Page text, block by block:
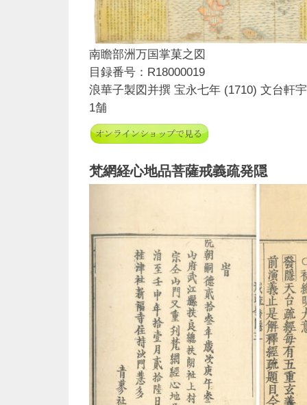
南瞻部洲万国掌菓之図
目録番号：R18000019
浪華子製図并撰 宝永七年 (1710) 文台軒
1舗
梵網経心地品菩薩戒義疏発隠